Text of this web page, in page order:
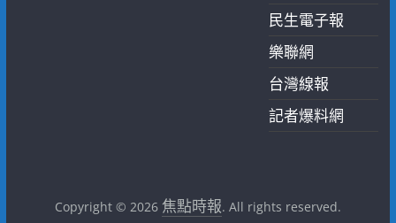
民生電子報
樂聯網
台灣線報
記者爆料網
Copyright © 2026 焦點時報. All rights reserved.